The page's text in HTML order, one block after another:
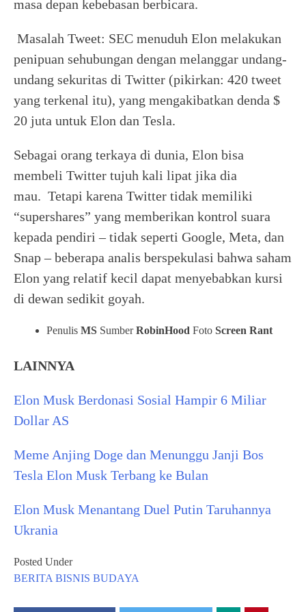
masa depan kebebasan berbicara.
Masalah Tweet: SEC menuduh Elon melakukan
penipuan sehubungan dengan melanggar undang-
undang sekuritas di Twitter (pikirkan: 420 tweet
yang terkenal itu), yang mengakibatkan denda $
20 juta untuk Elon dan Tesla.
Sebagai orang terkaya di dunia, Elon bisa
membeli Twitter tujuh kali lipat jika dia
mau. Tetapi karena Twitter tidak memiliki
“supershares” yang memberikan kontrol suara
kepada pendiri – tidak seperti Google, Meta, dan
Snap – beberapa analis berspekulasi bahwa saham
Elon yang relatif kecil dapat menyebabkan kursi
di dewan sedikit goyah.
Penulis MS SumberRobinHood Foto Screen Rant
LAINNYA
Elon Musk Berdonasi Sosial Hampir 6 Miliar
Dollar AS
Meme Anjing Doge dan Menunggu Janji Bos
Tesla Elon Musk Terbang ke Bulan
Elon Musk Menantang Duel Putin Taruhannya
Ukrania
Posted Under
BERITA BISNIS BUDAYA